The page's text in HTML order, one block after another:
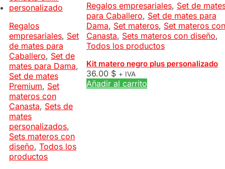
Regalos
empresariales, Set
de mates para
Caballero, Set de
mates para Dama,
Set de mates
Premium, Set
materos con
Canasta, Sets de
mates
personalizados,
Sets materos con
diseño, Todos los
productos
Regalos empresariales, Set de
para Caballero, Set de mates para
Dama, Set materos, Set materos con
Canasta, Sets materos con diseño,
Todos los productos
Kit matero negro plus personalizado
36.00 $ + IVA
Añadir al carrito